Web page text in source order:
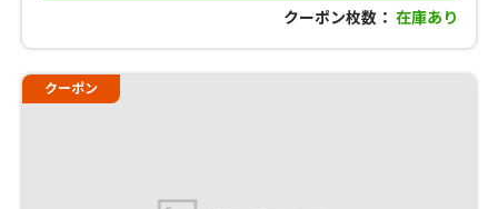
クーポン枚数： 在庫あり
クーポン